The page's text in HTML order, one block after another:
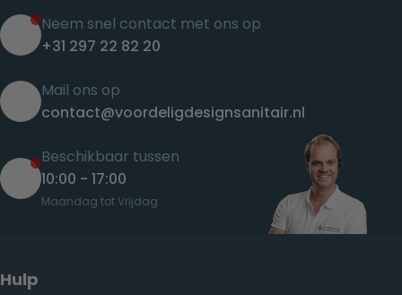
Neem snel contact met ons op
+31 297 22 82 20
Mail ons op
contact@voordeligdesignsanitair.nl
Beschikbaar tussen
10:00 - 17:00
Maandag tot Vrijdag
Hulp